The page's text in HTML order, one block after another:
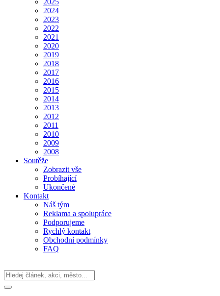
2024
2023
2022
2021
2020
2019
2018
2017
2016
2015
2014
2013
2012
2011
2010
2009
2008
Soutěže
Zobrazit vše
Probíhající
Ukončené
Kontakt
Náš tým
Reklama a spolupráce
Podporujeme
Rychlý kontakt
Obchodní podmínky
FAQ